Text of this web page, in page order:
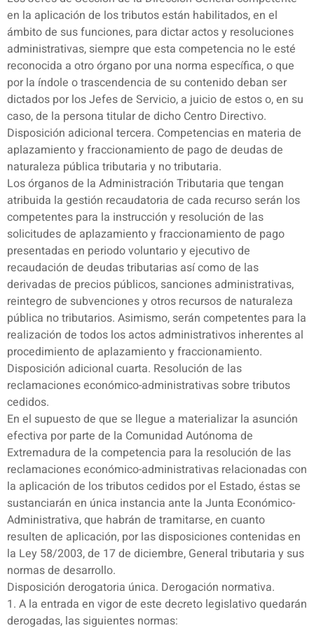
en la aplicación de los tributos están habilitados, en el
ámbito de sus funciones, para dictar actos y resoluciones
administrativas, siempre que esta competencia no le esté
reconocida a otro órgano por una norma específica, o que
por la índole o trascendencia de su contenido deban ser
dictados por los Jefes de Servicio, a juicio de estos o, en su
caso, de la persona titular de dicho Centro Directivo.
Disposición adicional tercera. Competencias en materia de
aplazamiento y fraccionamiento de pago de deudas de
naturaleza pública tributaria y no tributaria.
Los órganos de la Administración Tributaria que tengan
atribuida la gestión recaudatoria de cada recurso serán los
competentes para la instrucción y resolución de las
solicitudes de aplazamiento y fraccionamiento de pago
presentadas en periodo voluntario y ejecutivo de
recaudación de deudas tributarias así como de las
derivadas de precios públicos, sanciones administrativas,
reintegro de subvenciones y otros recursos de naturaleza
pública no tributarios. Asimismo, serán competentes para la
realización de todos los actos administrativos inherentes al
procedimiento de aplazamiento y fraccionamiento.
Disposición adicional cuarta. Resolución de las
reclamaciones económico-administrativas sobre tributos
cedidos.
En el supuesto de que se llegue a materializar la asunción
efectiva por parte de la Comunidad Autónoma de
Extremadura de la competencia para la resolución de las
reclamaciones económico-administrativas relacionadas con
la aplicación de los tributos cedidos por el Estado, éstas se
sustanciarán en única instancia ante la Junta Económico-
Administrativa, que habrán de tramitarse, en cuanto
resulten de aplicación, por las disposiciones contenidas en
la Ley 58/2003, de 17 de diciembre, General tributaria y sus
normas de desarrollo.
Disposición derogatoria única. Derogación normativa.
1. A la entrada en vigor de este decreto legislativo quedarán
derogadas, las siguientes normas: